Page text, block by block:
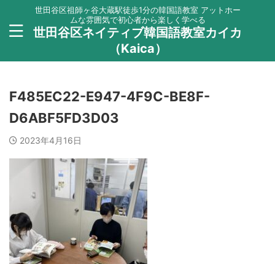
世田谷区祖師ヶ谷大蔵駅徒歩1分の韓国語教室 アットホー
ムな雰囲気で初心者から楽しく学べる
世田谷区ネイティブ韓国語教室カイカ
（Kaica）
F485EC22-E947-4F9C-BE8F-
D6ABF5FD3D03
2023年4月16日